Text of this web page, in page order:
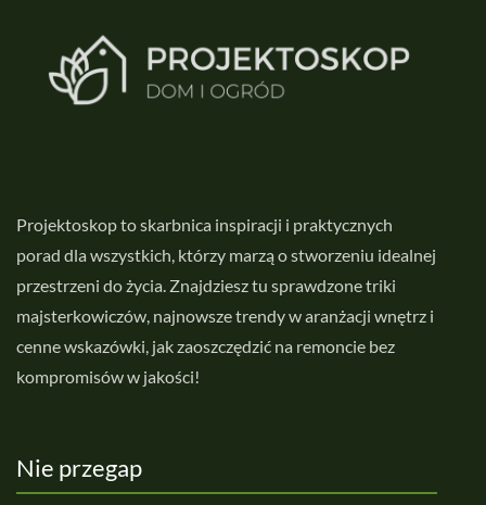
Projektoskop to skarbnica inspiracji i praktycznych
porad dla wszystkich, którzy marzą o stworzeniu idealnej
przestrzeni do życia. Znajdziesz tu sprawdzone triki
majsterkowiczów, najnowsze trendy w aranżacji wnętrz i
cenne wskazówki, jak zaoszczędzić na remoncie bez
kompromisów w jakości!
Nie przegap